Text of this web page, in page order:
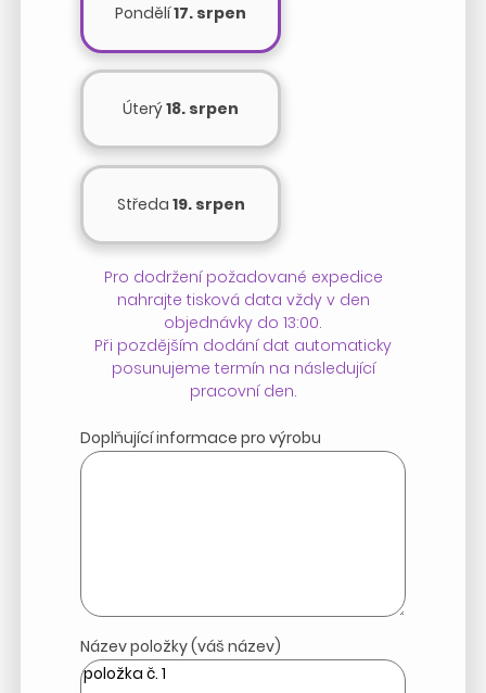
Pondělí17. srpen
Úterý18. srpen
Středa 19. srpen
Pro dodržení požadované expedice
nahrajte tisková data vždy v den
objednávky do 13:00.
Při pozdějším dodání dat automaticky
posunujeme termín na následující
pracovní den.
Název položky (váš název)
Doplňující informace pro výrobu